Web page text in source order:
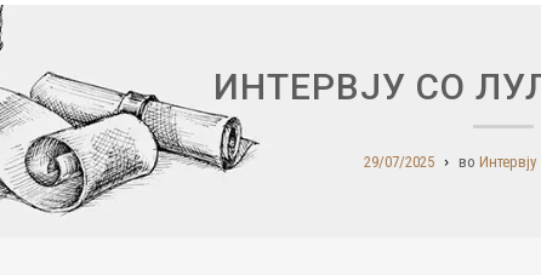
ИНТЕРВЈУ СО
29/07/2025 во Интервју